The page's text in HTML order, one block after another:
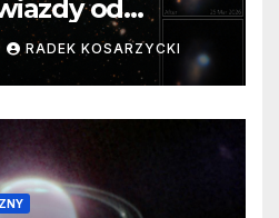
od
Niezwykle
RADEK KOSARZYCKI